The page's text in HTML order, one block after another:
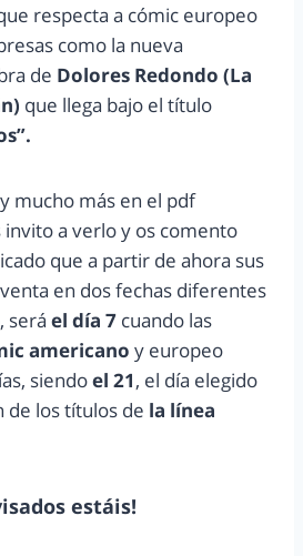
respecta a cómic europeo
como la nueva
de Dolores Redondo (La
que llega bajo el título
mucho más en el pdf
invito a verlo y os comento
que a partir de ahora sus
en dos fechas diferentes
será el día 7 cuando las
americano y europeo
siendoel 21, el día elegido
de los títulos de la línea
estáis!